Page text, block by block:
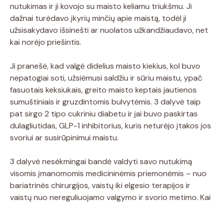
nutukimas ir ji kovojo su maisto keliamu triukšmu. Ji
dažnai turėdavo įkyrių minčių apie maistą, todėl ji
užsisakydavo išsinešti ar nuolatos užkandžiaudavo, net
kai norėjo priešintis.
Ji pranešė, kad valgė didelius maisto kiekius, kol buvo
nepatogiai soti, užsiėmusi saldžiu ir sūriu maistu, ypač
fasuotais keksiukais, greito maisto keptais jautienos
sumuštiniais ir gruzdintomis bulvytėmis. 3 dalyvė taip
pat sirgo 2 tipo cukriniu diabetu ir jai buvo paskirtas
dulagliutidas, GLP-1 inhibitorius, kuris neturėjo įtakos jos
svoriui ar susirūpinimui maistu.
3 dalyvė nesėkmingai bandė valdyti savo nutukimą
visomis įmanomomis medicininėmis priemonėmis – nuo ​​
bariatrinės chirurgijos, vaistų iki elgesio terapijos ir
vaistų nuo nereguliuojamo valgymo ir svorio metimo. Kai